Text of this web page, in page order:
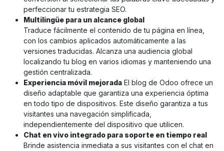
perfeccionar tu estrategia SEO.
Multilingüe para un alcance global
Traduce fácilmente el contenido de tu página en línea,
con los cambios aplicados automáticamente a las
versiones traducidas. Alcanza una audiencia global
localizando tu blog en varios idiomas y manteniendo una
gestión centralizada.
Experiencia móvil mejorada El blog de Odoo ofrece un
diseño adaptable que garantiza una experiencia óptima
en todo tipo de dispositivos. Este diseño garantiza a tus
visitantes una navegación simplificada,
independientemente del dispositivo que utilicen.
Chat en vivo integrado para soporte en tiempo real
Brinde asistencia inmediata a sus visitantes con el chat en